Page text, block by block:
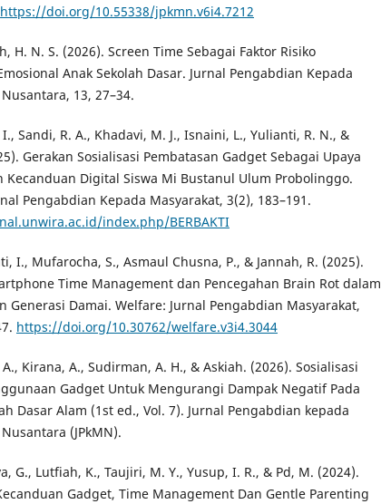
https://doi.org/10.55338/jpkmn.v6i4.7212
H. N. S. (2026). Screen Time Sebagai Faktor Risiko
Anak Sekolah Dasar. Jurnal Pengabdian Kepada
13, 27–34.
Sandi, R. A., Khadavi, M. J., Isnaini, L., Yulianti, R. N., &
Gerakan Sosialisasi Pembatasan Gadget Sebagai Upaya
Kecanduan Digital Siswa Mi Bustanul Ulum Probolinggo.
Pengabdian Kepada Masyarakat, 3(2), 183–191.
index.php/BERBAKTI
I., Mufarocha, S., Asmaul Chusna, P., & Jannah, R. (2025).
Time Management dan Pencegahan Brain Rot dalam
Generasi Damai. Welfare: Jurnal Pengabdian Masyarakat,
https://doi.org/10.30762/welfare.v3i4.3044
Kirana, A., Sudirman, A. H., & Askiah. (2026). Sosialisasi
Gadget Untuk Mengurangi Dampak Negatif Pada
Dasar Alam (1st ed., Vol. 7). Jurnal Pengabdian kepada
(JPkMN).
G., Lutfiah, K., Taujiri, M. Y., Yusup, I. R., & Pd, M. (2024).
Gadget, Time Management Dan Gentle Parenting